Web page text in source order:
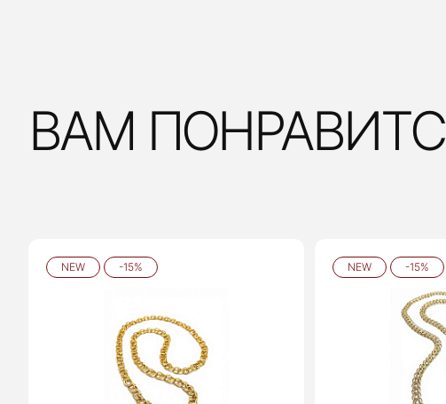
ВАМ
NEW -15% NEW -15%